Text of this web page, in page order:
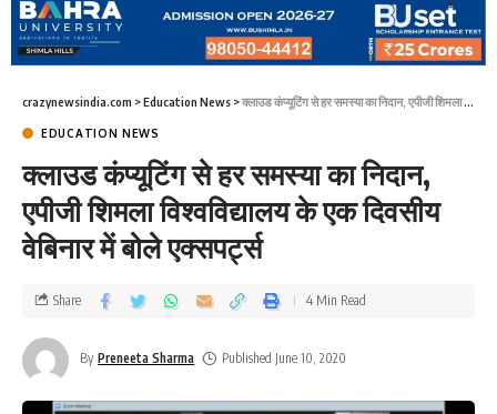
crazynewsindia.com >Education News >क्लाउड कंप्यूटिंग से हर समस्या का निदान, एपीजी शिमला विश्वविद्यालय के एक दिवसीय वेबिनार में बोले एक्सपर्ट्स
EDUCATION NEWS
क्लाउड कंप्यूटिंग से हर समस्या का निदान,
एपीजी शिमला विश्वविद्यालय के एक दिवसीय
वेबिनार में बोले एक्सपर्ट्स
By Preneeta Sharma Published June 10, 2020
Share 4 Min Read